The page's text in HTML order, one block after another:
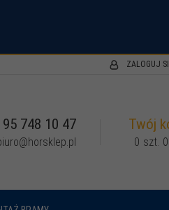
ZALOGUJ
95 748 10 47 Twój
0 szt.